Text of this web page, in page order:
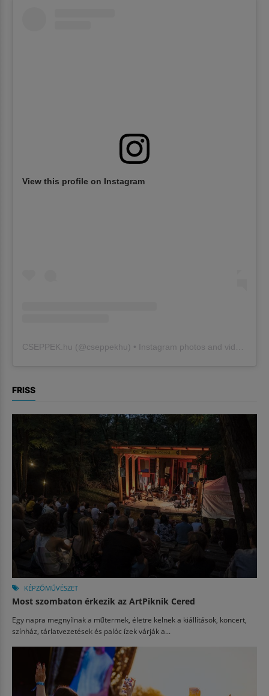
View this profile on Instagram
CSEPPEK.hu (@cseppekhu ) • Instagram photos and videos
FRISS
KÉPZŐMŰVÉSZET
Most szombaton érkezik az ArtPiknik Cered
Egy napra megnyílnak a műtermek, életre kelnek a kiállítások, koncert,
színház, tárlatvezetések és palóc ízek várják a...